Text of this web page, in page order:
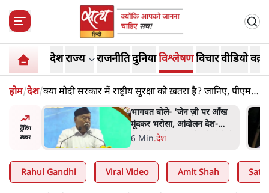
देशराज्य राजनीतिदुनियाविश्लेषणविचारवीडियो
होम/देश/क्या मोदी सरकार में राष्ट्रीय सुरक्षा को ख़तरा है? जानिए, पीएम
को डर किस चीज का
ट्रेंडिंग
ख़बर
बोले- 'जेन ज़ी पर आँख
भरोसा, आंदोलन देश-
नहीं'; अतुल लिमये बोले थे-
.देश
अतीक अहमद के बेटे
की सड़क हादसे में
भाई से मिलने जा रहे थे
उत्तर प्रदेश
Rahul Gandhi Viral Video Amit Shah